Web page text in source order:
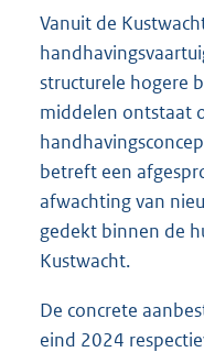
Vanuit de
structurele hogere
middelen ontstaat
betreft een
afwachting van
gedekt binnen de
Kustwacht.
De concrete
eind 2024